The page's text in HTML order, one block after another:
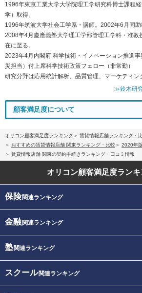
1996年東京工業大学大学院理工学研究科博士課程
学）取得。
1996年筑波大学社会工学系・講師。2002年6月同助
2008年4月慶應義塾大学理工学部管理工学科・准教
在に至る。
2023年4月内閣府 科学技術・イノベーション推進
災担当）付上席科学技術政策フェロー（非常勤）
研究分野は応用統計解析、品質管理、マーケティン
≫鈴木研
顧客満足度について
オリコン顧客満足度ランキング
賃貸情報店舗ランキング・
おすすめの賃貸情報店舗 関東ランキング・比較
2020年版
賃貸情報店舗 関東の契約手続きランキング・口コミ情報
オリコン顧客満足度ラン
保険関連ランキング
金融関連ランキング
塾関連ランキング
スクール関連ランキング